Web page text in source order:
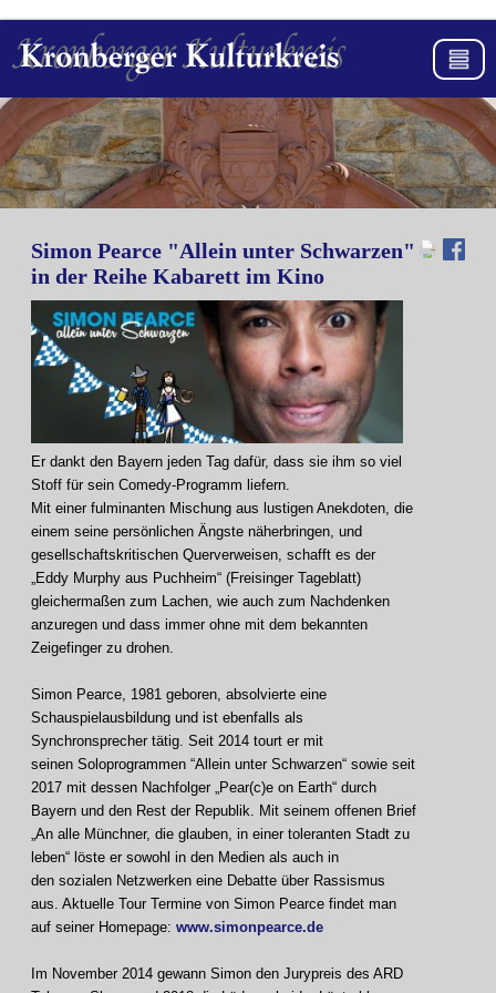
Simon Pearce "Allein unter Schwarzen"
in der Reihe Kabarett im Kino
Er dankt den Bayern jeden Tag dafür, dass sie ihm so viel
Stoff für sein Comedy-Programm liefern.
Mit einer fulminanten Mischung aus lustigen Anekdoten, die
einem seine persönlichen Ängste näherbringen, und
gesellschaftskritischen Querverweisen, schafft es der
„Eddy Murphy aus Puchheim“ (Freisinger Tageblatt)
gleichermaßen zum Lachen, wie auch zum Nachdenken
anzuregen und dass immer ohne mit dem bekannten
Zeigefinger zu drohen.
Simon Pearce, 1981 geboren, absolvierte eine
Schauspielausbildung und ist ebenfalls als
Synchronsprecher tätig. Seit 2014 tourt er mit
seinen Soloprogrammen “Allein unter Schwarzen“ sowie seit
2017 mit dessen Nachfolger „Pear(c)e on Earth“ durch
Bayern und den Rest der Republik. Mit seinem offenen Brief
„An alle Münchner, die glauben, in einer toleranten Stadt zu
leben“ löste er sowohl in den Medien als auch in
den sozialen Netzwerken eine Debatte über Rassismus
aus. Aktuelle Tour Termine von Simon Pearce findet man
auf seiner Homepage: www.simonpearce.de
Im November 2014 gewann Simon den Jurypreis des ARD